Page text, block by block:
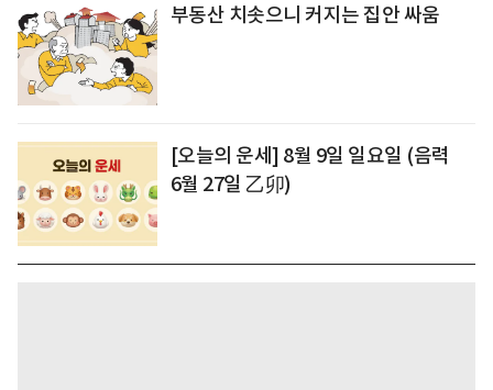
부동산 치솟으니 커지는 집안 싸움
[오늘의 운세] 8월 9일 일요일 (음력
6월 27일 乙卯)